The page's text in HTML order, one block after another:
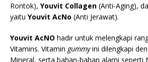
Rontok), Youvit Collagen (Anti-Aging),
yaitu Youvit AcNo (Anti Jerawat).
Youvit AcNO hadir untuk melengkapi
Vitamins. Vitamin gummyini dilengkapi
Mineral, serta bahan-bahan alami seperti